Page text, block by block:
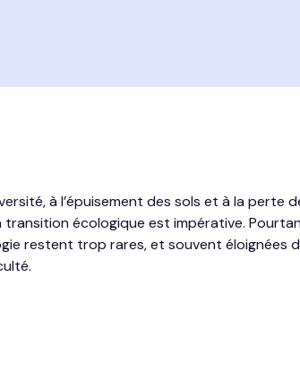
à l’épuisement des sols et à la perte
écologique est impérative.
restent trop rares, et souvent éloignées